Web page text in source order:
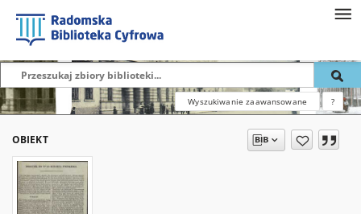
Wyszukiwanie zaawansowane ?
OBIEKT